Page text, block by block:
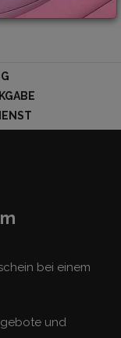
bei einem
und